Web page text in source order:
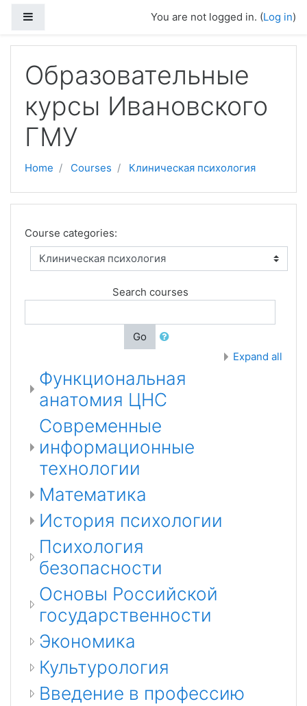
You are not logged in. (Log in)
Образовательные
курсы Ивановского
ГМУ
Home Courses Клиническая психология
Course categories:
Search courses
Go
Expand all
Функциональная
анатомия ЦНС
Современные
информационные
технологии
Математика
История психологии
Психология
безопасности
Основы Российской
государственности
Экономика
Культурология
Введение в профессию